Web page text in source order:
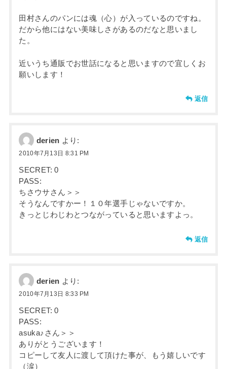
田村さんのパンには魂（心）が入っているのですね。
だから他にはない美味しさがあるのだなと思いまし
た。
近いうち通販でお世話になると思いますので宜しくお
願いします！
返信
derien より:
2010年7月13日 8:31 PM
SECRET: 0
PASS:
ちさウサさん＞＞
そうなんですかー！１０年選手じゃないですか。
きっとじわじわとつながっていると思いますよっ。
返信
derien より:
2010年7月13日 8:33 PM
SECRET: 0
PASS:
asuka♪さん＞＞
ありがとうございます！
コピーして友人に渡して頂けた事が、もう嬉しいです
（涙）